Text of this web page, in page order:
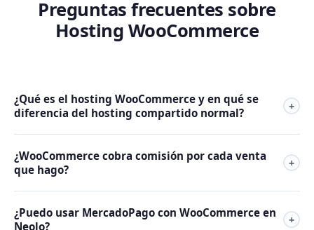
Preguntas frecuentes sobre
Hosting WooCommerce
¿Qué es el hosting WooCommerce y en qué se
diferencia del hosting compartido normal?
+
optimizado específicamente para tiendas online
construidas con el plugin WooCommerce de WordPress. La
diferencia con el hosting compartido estándar está en la
configuración: más memoria PHP (para catálogos grandes),
caché optimizado para WooCommerce, bases de datos
¿WooCommerce cobra comisión por cada venta
que hago?
+
venta. Lo que pagás es la mensualidad del hosting. A
¿Puedo usar MercadoPago con WooCommerce en
Neolo?
+